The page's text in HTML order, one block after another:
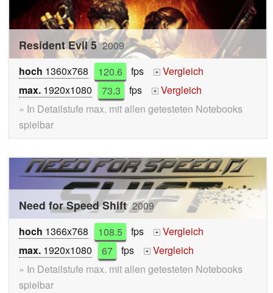
Resident Evil 5 2009
hoch 1360x768 120.6 fps +
Vergleich
max. 1920x1080 73.3 fps +
Vergleich
» In Detailstufe max. mit allen getesteten Notebooks
spielbar
Need for Speed Shift 2009
hoch 1366x768 108.5 fps +
Vergleich
max. 1920x1080 67 fps +
Vergleich
» In Detailstufe max. mit allen getesteten Notebooks
spielbar